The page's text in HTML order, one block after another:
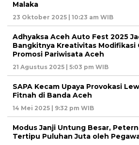
Malaka
23 Oktober 2025 | 10:23 am WIB
Adhyaksa Aceh Auto Fest 2025
Bangkitnya Kreativitas
Promosi Pariwisata Aceh
21 Agustus 2025 | 5:03 pm WIB
SAPA Kecam Upaya Provokasi
Fitnah di Banda Aceh
14 Mei 2025 | 9:32 pm WIB
Modus Janji Untung Besar,
Tertipu Puluhan Juta oleh